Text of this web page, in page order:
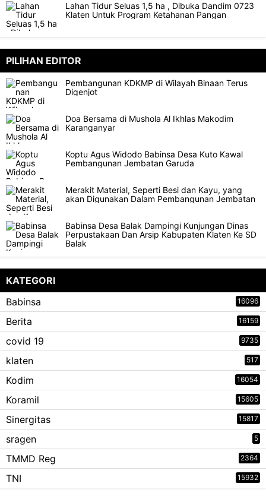
Lahan Tidur Seluas 1,5 ha , Dibuka Dandim 0723
Klaten Untuk Program Ketahanan Pangan
PILIHAN EDITOR
Pembangunan KDKMP di Wilayah Binaan Terus
Digenjot
Doa Bersama di Mushola Al Ikhlas Makodim
Karanganyar
Koptu Agus Widodo Babinsa Desa Kuto Kawal
Pembangunan Jembatan Garuda
Merakit Material, Seperti Besi dan Kayu, yang
akan Digunakan Dalam Pembangunan Jembatan
Babinsa Desa Balak Dampingi Kunjungan Dinas
Perpustakaan Dan Arsip Kabupaten Klaten Ke SD
Balak
KATEGORI
Babinsa
16096
Berita 16159
covid 19 9735
klaten 517
Kodim 16054
Koramil 15605
Sinergitas 15817
sragen 5
TMMD Reg 2364
TNI 15932